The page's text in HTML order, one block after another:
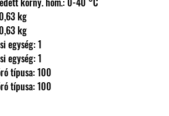
0,63 kg
0,63 kg
egység: 1
egység: 1
Hangszóró típusa: 100
Hangszóró típusa: 100